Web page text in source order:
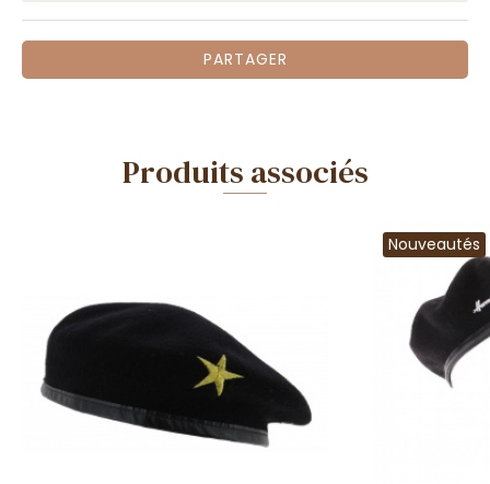
PARTAGER
Produits associés
Nouveautés